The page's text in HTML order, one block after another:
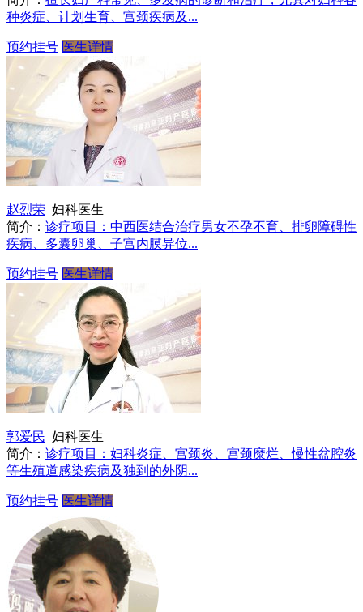
种炎症、计划生育、宫颈疾病及...
预约挂号 医生详情
赵烈荣 妇科医生
简介： 诊疗项目：中西医结合治疗男女不孕不育、排卵障碍性
疾病、多囊卵巢、子宫内膜异位...
预约挂号 医生详情
郭爱民 妇科医生
简介： 诊疗项目：妇科炎症、宫颈炎、宫颈糜烂、慢性盆腔炎
等生殖道感染疾病及独到的外阴...
预约挂号 医生详情